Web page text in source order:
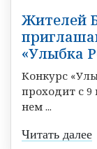
Жителей
«Улыбка
Конкурс
проходит с 9
нем ...
Читать далее